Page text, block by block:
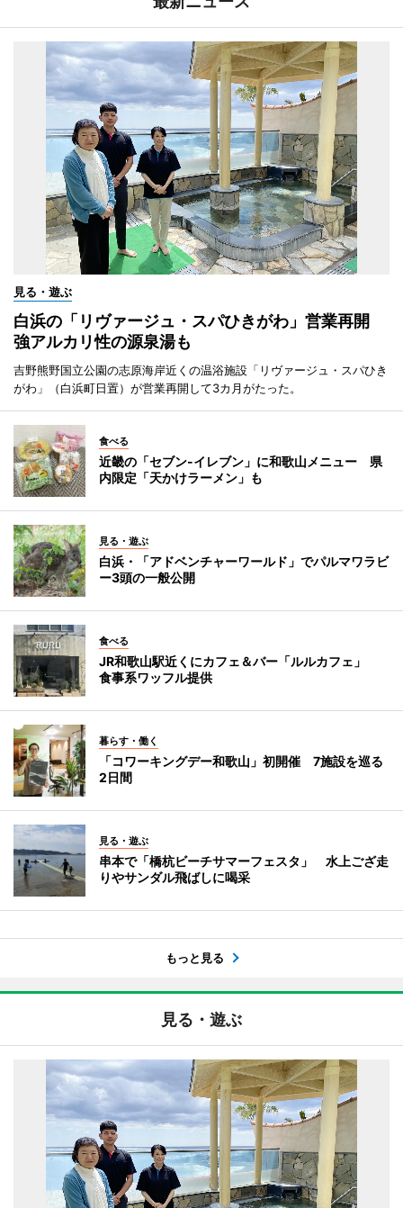
見る・遊ぶ
白浜の「リヴァージュ・スパひきがわ」営業再開
強アルカリ性の源泉湯も
吉野熊野国立公園の志原海岸近くの温浴施設「リヴァージュ・スパひき
がわ」（白浜町日置）が営業再開して3カ月がたった。
食べる
近畿の「セブン-イレブン」に和歌山メニュー 県
内限定「天かけラーメン」も
見る・遊ぶ
白浜・「アドベンチャーワールド」でパルマワラビ
ー3頭の一般公開
食べる
JR和歌山駅近くにカフェ＆バー「ルルカフェ」
食事系ワッフル提供
暮らす・働く
「コワーキングデー和歌山」初開催 7施設を巡る
2日間
見る・遊ぶ
串本で「橋杭ビーチサマーフェスタ」 水上ござ走
りやサンダル飛ばしに喝采
もっと見る
見る・遊ぶ